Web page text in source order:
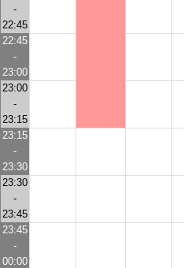
-
22:45
22:45
-
23:00
23:00
-
23:15
23:15
-
23:30
23:30
-
23:45
23:45
-
00:00